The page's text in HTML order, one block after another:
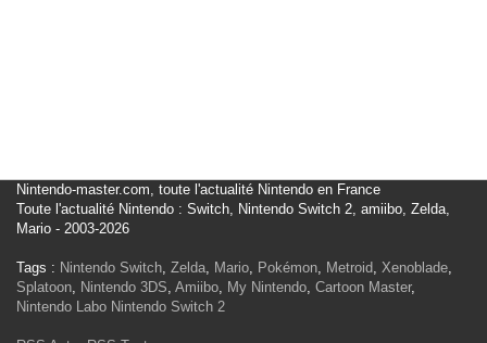
Nintendo-master.com, toute l'actualité Nintendo en France
Toute l'actualité Nintendo : Switch, Nintendo Switch 2, amiibo, Zelda,
Mario - 2003-2026
Tags : Nintendo Switch, Zelda, Mario, Pokémon, Metroid, Xenoblade,
Splatoon, Nintendo 3DS, Amiibo, My Nintendo, Cartoon Master,
Nintendo Labo Nintendo Switch 2